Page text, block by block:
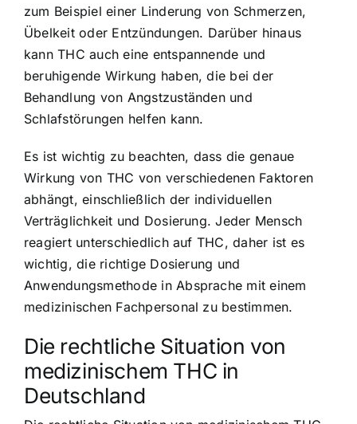
zum Beispiel einer Linderung von Schmerzen,
Übelkeit oder Entzündungen. Darüber hinaus
kann THC auch eine entspannende und
beruhigende Wirkung haben, die bei der
Behandlung von Angstzuständen und
Schlafstörungen helfen kann.
Es ist wichtig zu beachten, dass die genaue
Wirkung von THC von verschiedenen Faktoren
abhängt, einschließlich der individuellen
Verträglichkeit und Dosierung. Jeder Mensch
reagiert unterschiedlich auf THC, daher ist es
wichtig, die richtige Dosierung und
Anwendungsmethode in Absprache mit einem
medizinischen Fachpersonal zu bestimmen.
Die rechtliche Situation von
medizinischem THC in
Deutschland